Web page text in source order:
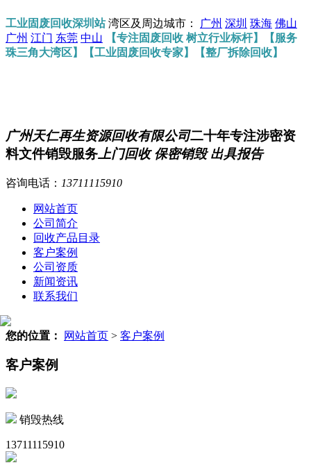
工业固废回收深圳站湾区及周边城市： 广州 深圳 珠海 佛山
广州 江门 东莞 中山
【专注固废回收 树立行业标杆】【服务
珠三角大湾区】【工业固废回收专家】【整厂拆除回收】
广州天仁再生资源回收有限公司二十年专注涉密资
料文件销毁服务 上门回收 保密销毁 出具报告
咨询电话： 13711115910
网站首页
公司简介
回收产品目录
客户案例
公司资质
新闻资讯
联系我们
您的位置： 网站首页 > 客户案例
客户案例
销毁热线
13711115910